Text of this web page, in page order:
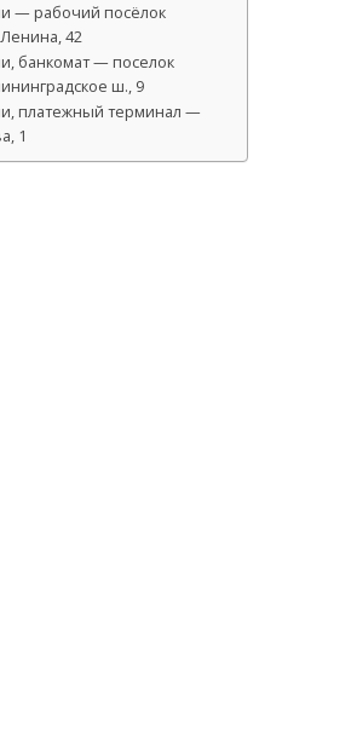
— рабочий посёлок
42
банкомат — поселок
ш., 9
платежный терминал —
1